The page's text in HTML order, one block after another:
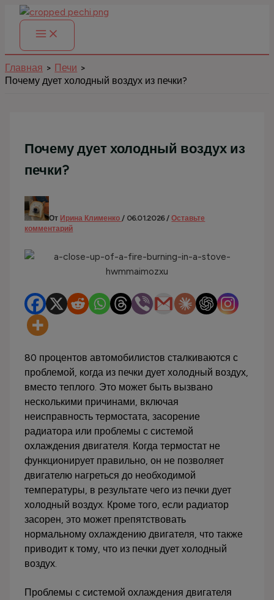
Перейти
содержимому
Главная
Печи
Почему дует холодный воздух из печки?
Почему дует холодный воздух из
печки?
От Ирина Клименко/ 06.01.2026/Оставьте
комментарий
80 процентов автомобилистов сталкиваются с
проблемой, когда из печки дует холодный воздух,
вместо теплого. Это может быть вызвано
несколькими причинами, включая
неисправность термостата, засорение
радиатора или проблемы с системой
охлаждения двигателя. Когда термостат не
функционирует правильно, он не позволяет
двигателю нагреться до необходимой
температуры, в результате чего из печки дует
холодный воздух. Кроме того, если радиатор
засорен, это может препятствовать
нормальному охлаждению двигателя, что также
приводит к тому, что из печки дует холодный
воздух.
Проблемы с системой охлаждения двигателя